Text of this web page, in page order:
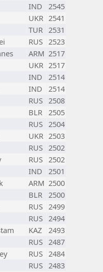
IND
2545
UKR 2541
TUR 2531
RUS 2523
ARM 2517
UKR 2517
IND
2514
IND
2514
RUS 2508
BLR 2505
RUS 2504
UKR 2503
RUS 2502
RUS 2502
IND
2501
ARM 2500
BLR 2500
RUS 2499
RUS 2494
KAZ
2493
RUS 2487
RUS 2484
RUS 2483